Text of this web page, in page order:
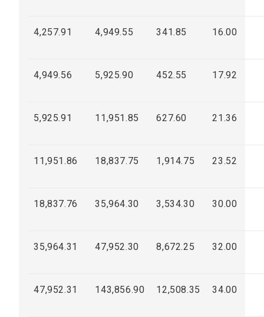
4,257.91 4,949.55 341.85 16.00
4,949.56 5,925.90 452.55 17.92
5,925.91 11,951.85 627.60 21.36
11,951.86 18,837.75 1,914.75 23.52
18,837.76 35,964.30 3,534.30 30.00
35,964.31 47,952.30 8,672.25 32.00
47,952.31 143,856.90 12,508.35 34.00